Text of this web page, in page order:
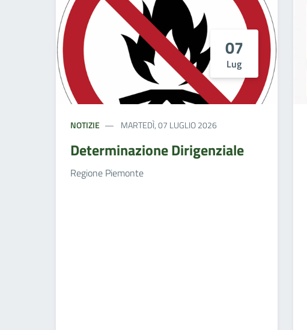
07
Lug
NOTIZIE MARTEDÌ, 07 LUGLIO 2026
Determinazione Dirigenziale
Regione Piemonte